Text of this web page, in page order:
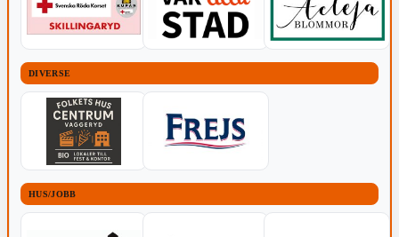
DIVERSE
HUS/JOBB